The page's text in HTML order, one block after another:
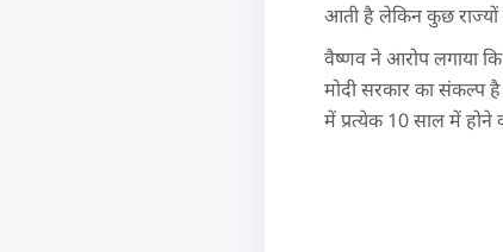
आती है लेकिन कुछ राज्यों
वैष्णव ने आरोप लगाया कि
मोदी सरकार का संकल्प है
में प्रत्येक 10 साल में होने